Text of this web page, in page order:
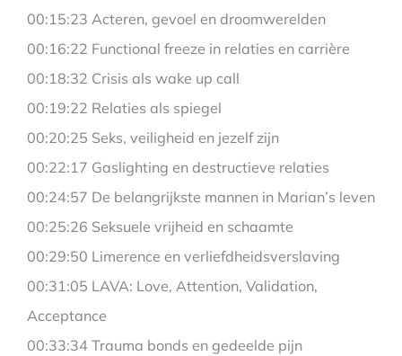
00:15:23 Acteren, gevoel en droomwerelden
00:16:22 Functional freeze in relaties en carrière
00:18:32 Crisis als wake up call
00:19:22 Relaties als spiegel
00:20:25 Seks, veiligheid en jezelf zijn
00:22:17 Gaslighting en destructieve relaties
00:24:57 De belangrijkste mannen in Marian’s leven
00:25:26 Seksuele vrijheid en schaamte
00:29:50 Limerence en verliefdheidsverslaving
00:31:05 LAVA: Love, Attention, Validation,
Acceptance
00:33:34 Trauma bonds en gedeelde pijn